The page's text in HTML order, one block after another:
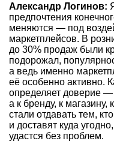
Александр Логинов:
предпочтения
меняются — под
маркетплейсов. В
до 30% продаж были
подорожал,
а ведь именно
её особенно активно.
определяет доверие —
а к бренду, к
стали отдавать тем,
и доставят куда
удастся без проблем.